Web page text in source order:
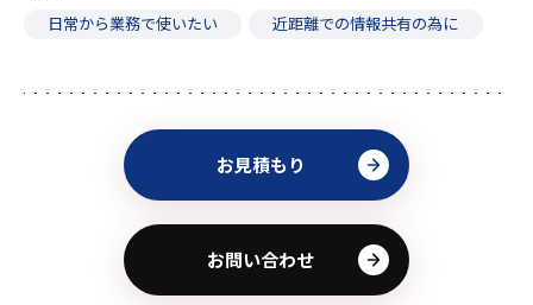
日常から業務で使いたい 近距離での情報共有の為に
お見積もり
お問い合わせ